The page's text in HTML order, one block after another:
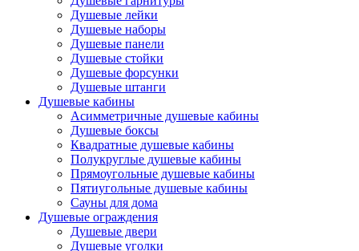
Душевые лейки
Душевые наборы
Душевые панели
Душевые стойки
Душевые форсунки
Душевые штанги
Душевые кабины
Асимметричные душевые кабины
Душевые боксы
Квадратные душевые кабины
Полукруглые душевые кабины
Прямоугольные душевые кабины
Пятиугольные душевые кабины
Сауны для дома
Душевые ограждения
Душевые двери
Душевые уголки